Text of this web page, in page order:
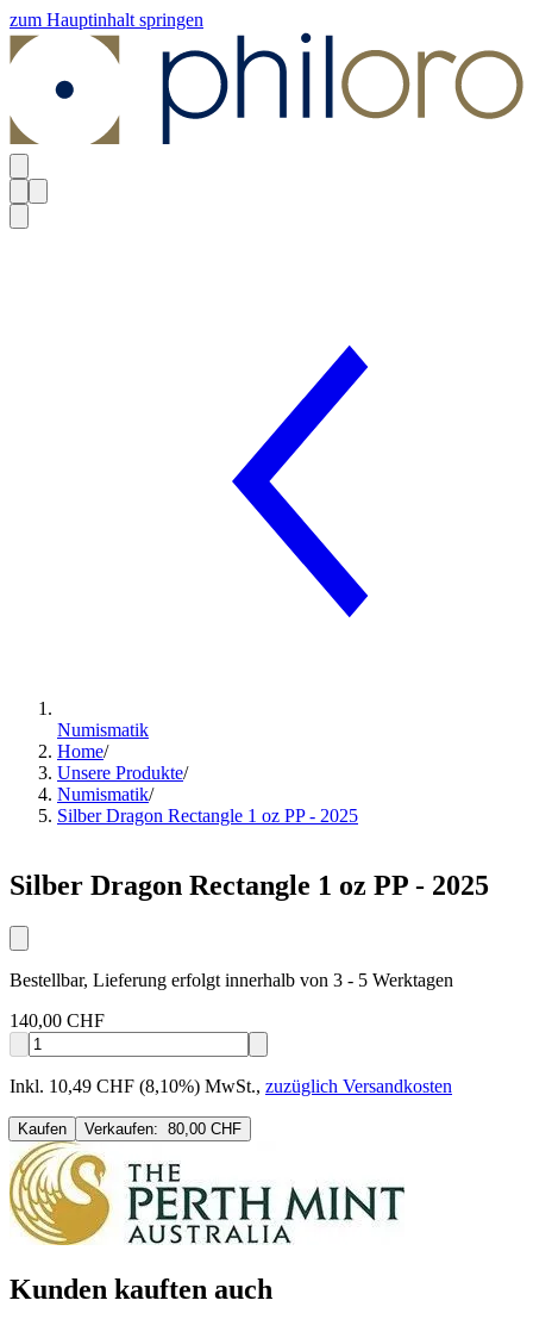
zum Hauptinhalt springen
Numismatik
Home/
Unsere Produkte/
Numismatik/
Silber Dragon Rectangle 1 oz PP - 2025
Silber Dragon Rectangle 1 oz PP - 2025
Bestellbar, Lieferung erfolgt innerhalb von 3 - 5 Werktagen
140,00 CHF
Inkl. 10,49 CHF (8,10%) MwSt., zuzüglich Versandkosten
Kaufen Verkaufen: 80,00 CHF
Kunden kauften auch